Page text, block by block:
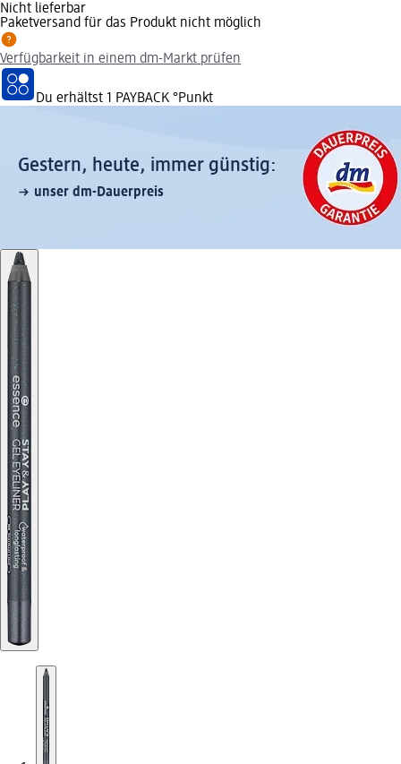
Nicht lieferbar
Paketversand für das Produkt nicht möglich
Verfügbarkeit in einem dm-Markt prüfen
Du erhältst 1 PAYBACK °Punkt
Gestern, heute, immer günstig:
unser dm-Dauerpreis